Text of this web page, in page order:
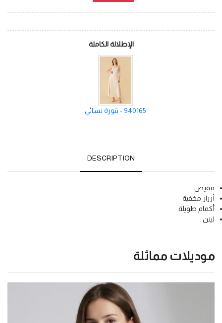
الإطلالة الكاملة
940165 - تنورة نسائي
DESCRIPTION
قميص
أزرار مخفية
أكمام طويلة
لينن
موديلات مماثلة